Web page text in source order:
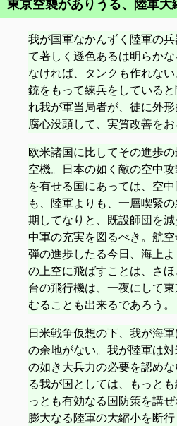
東京空襲がありうる、陸軍
我が国軍なかんずく陸軍の
て著しく遜色あるは明らか
なければ、タンクも作れな
銃をもって練兵をしている
れ我が軍当局者が、徒に外
腐心没頭して、実質改善をお
欧米諸国に比してその進歩
空機。日本の如く敵の空中
を有せる国にあっては、空
も、陸軍よりも、一層喫緊
期してなりと、既設師団を
中軍の充実を図るべき。航
弾の進歩したる今日、海上
の上空に飛ばすことは、さ
台の飛行機は、一夜にして
むることも出来るであろう。
日米戦争仮想の下、我が海
の余地がない。我が陸軍は
の如き大兵力の必要を認め
る我が国としては、もっと
っとも有効なる国防策を講
膨大なる陸軍の大縮小を断